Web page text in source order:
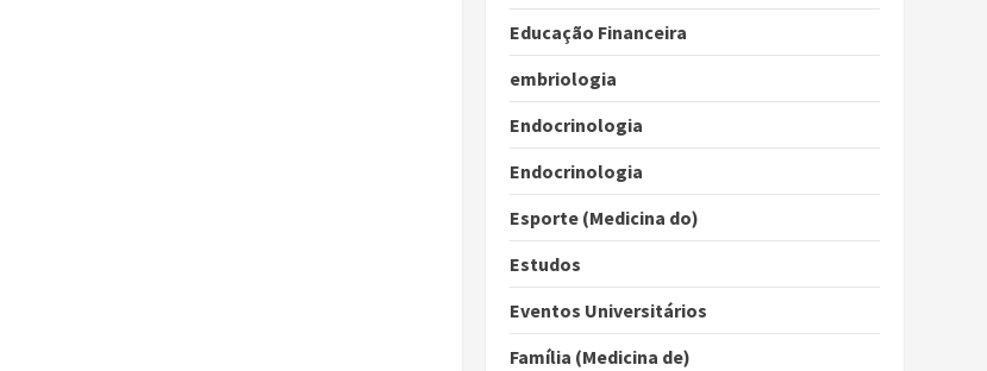
Educação Financeira
embriologia
Endocrinologia
Endocrinologia
Esporte (Medicina do)
Estudos
Eventos Universitários
Família (Medicina de)